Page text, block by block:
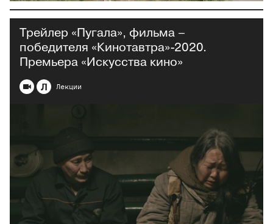
Трейлер «Пугала», фильма –
победителя «Кинотавтра»-2020.
Премьера «Искусства кино»
Л Лекции